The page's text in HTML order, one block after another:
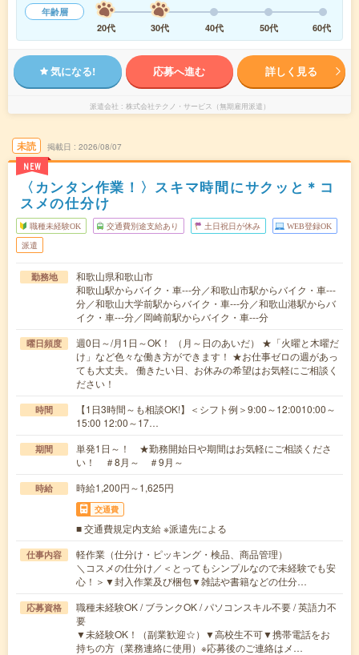
年齢層
20代
30代 40代 50代 60代
気になる! 応募へ進む 詳しく見る
派遣会社 株式会社テクノ・サービス（無期雇用派遣）
未読
NEW
掲載日 2026/08/07
〈カンタン作業！〉スキマ時間にサクッと＊コ
スメの仕分け
職種未経験OK 交通費別途支給あり 土日祝日が休み WEB登録OK
派遣
勤務地
和歌山県和歌山市
和歌山駅からバイク・車---分／和歌山市駅からバイク・車---
分／和歌山大学前駅からバイク・車---分／和歌山港駅からバ
イク・車---分／岡崎前駅からバイク・車---分
曜日頻度
週0日～/月1日～OK！ （月～日のあいだ） ★「火曜と木曜だ
け」など色々な働き方ができます！ ★お仕事ゼロの週があっ
ても大丈夫。 働きたい日、お休みの希望はお気軽にご相談く
ださい！
時間
【1日3時間～も相談OK!】＜シフト例＞9:00～12:0010:00～
15:00 12:00～17…
期間
単発1日～！ ★勤務開始日や期間はお気軽にご相談くださ
い！ ＃8月～ ＃9月～
時給 時給1,200円～1,625円
交通費
■ 交通費規定内支給 ※派遣先による
仕事内容
軽作業（仕分け・ピッキング・検品、商品管理）
＼コスメの仕分け／＜とってもシンプルなので未経験でも安
心！＞▼封入作業及び梱包▼雑誌や書籍などの仕分…
応募資格
職種未経験OK / ブランクOK / パソコンスキル不要 / 英語力不
要
▼未経験OK！（副業歓迎☆）▼高校生不可▼携帯電話をお
持ちの方（業務連絡に使用）※応募後のご連絡はメ…